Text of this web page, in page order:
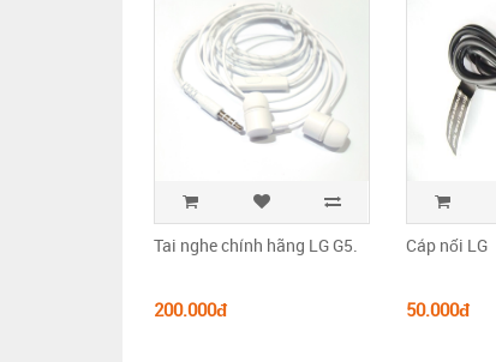
Tai nghe chính hãng LG G5.
200.000đ
Cáp nối LG
50.000đ